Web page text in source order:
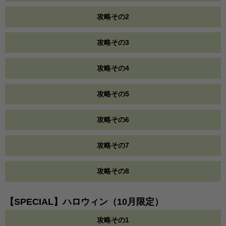
攻略その2
攻略その3
攻略その4
攻略その5
攻略その6
攻略その7
攻略その8
【SPECIAL】ハロウィン（10月限定）
攻略その1